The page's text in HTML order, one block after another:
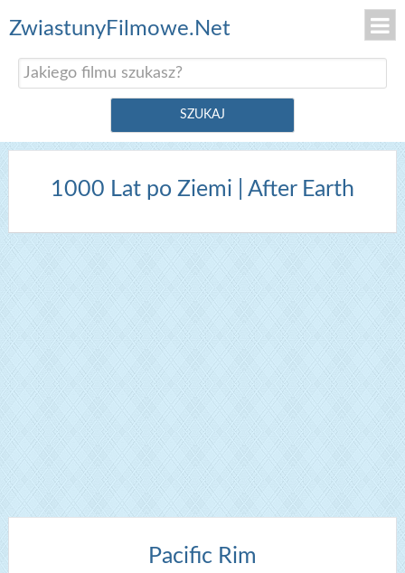
ZwiastunyFilmowe.Net
1000 Lat po Ziemi | After Earth
Pacific Rim